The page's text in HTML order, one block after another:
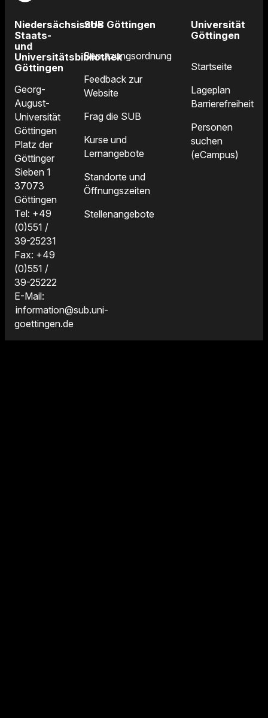
Niedersächsische
Staats-
und
Universitätsbibliothek
Göttingen
Georg-
August-
Universität
Göttingen
Platz der
Göttinger
Sieben 1
37073
Göttingen
Tel: +49
(0)551 /
39-25231
Fax: +49
(0)551 /
39-25222
E-Mail:
information@sub.uni-
goettingen.de
SUB Göttingen
Benutzungsordnung
Feedback zur
Website
Frag die SUB
Kurse und
Lernangebote
Standorte und
Öffnungszeiten
Stellenangebote
Universität
Göttingen
Startseite
Lageplan
Barrierefreiheit
Personen
suchen
(eCampus)